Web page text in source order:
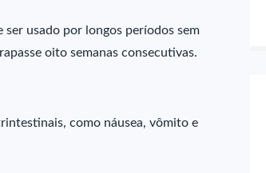
ser usado por longos períodos sem
oito semanas consecutivas.
como náusea, vômito e